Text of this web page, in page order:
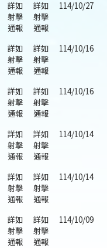
詳如
射擊
通報
詳如
射擊
通報
114/10/27
詳如
射擊
通報
詳如
射擊
通報
114/10/16
詳如
射擊
通報
詳如
射擊
通報
114/10/16
詳如
射擊
通報
詳如
射擊
通報
114/10/14
詳如
射擊
通報
詳如
射擊
通報
114/10/14
詳如
射擊
通報
詳如
射擊
通報
114/10/09